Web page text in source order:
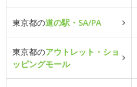
東京都の道の駅・SA/PA
東京都のアウトレット・ショ
ッピングモール